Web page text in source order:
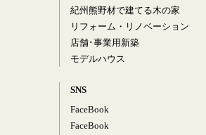
紀州熊野材で建てる木の家
リフォーム・リノベーション
店舗･事業用新築
モデルハウス
SNS
FaceBook
FaceBook